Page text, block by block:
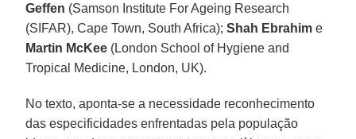
Geffen (Samson Institute For Ageing Research
(SIFAR), Cape Town, South Africa);Shah Ebrahim e
Martin McKee (London School of Hygiene and
Tropical Medicine, London, UK).
No texto, aponta-se a necessidade reconhecimento
das especificidades enfrentadas pela população